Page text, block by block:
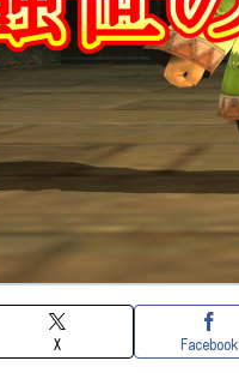
X Facebook